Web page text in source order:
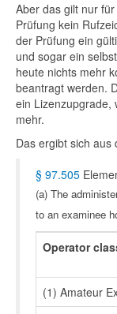
Aber das gilt nur
Prüfung kein
der Prüfung ein
und sogar ein
heute nichts mehr
beantragt werden.
ein Lizenzupgrade,
mehr.
Das ergibt sich aus
§ 97.505
(a) The
to an examinee
Operator
(1) Amateur